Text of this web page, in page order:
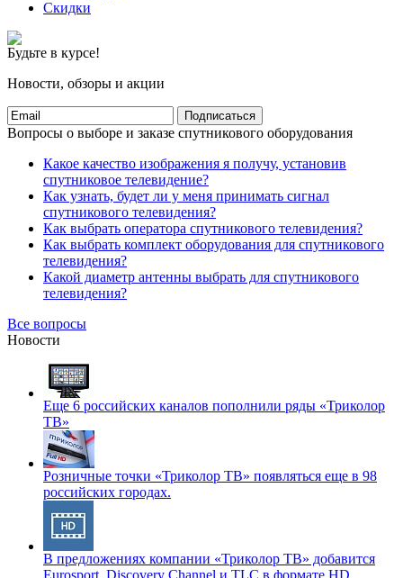
Скидки
Будьте в курсе!
Новости, обзоры и акции
Подписаться
Вопросы о выборе и заказе спутникового оборудования
Какое качество изображения я получу, установив
спутниковое телевидение?
Как узнать, будет ли у меня принимать сигнал
спутникового телевидения?
Как выбрать оператора спутникового телевидения?
Как выбрать комплект оборудования для спутникового
телевидения?
Какой диаметр антенны выбрать для спутникового
телевидения?
Все вопросы
Новости
Еще 6 российских каналов пополнили ряды «Триколор
ТВ»
Розничные точки «Триколор ТВ» появляться еще в 98
российских городах.
В предложениях компании «Триколор ТВ» добавится
Eurosport, Discovery Channel и TLC в формате HD